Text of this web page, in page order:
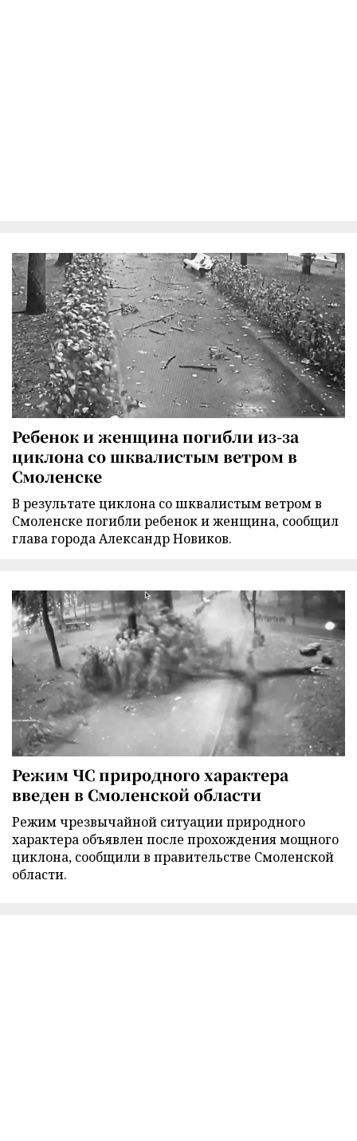
Ребенок и женщина погибли из-за
циклона со шквалистым ветром в
Смоленске
В результате циклона со шквалистым ветром в
Смоленске погибли ребенок и женщина, сообщил
глава города Александр Новиков.
Режим ЧС природного характера
введен в Смоленской области
Режим чрезвычайной ситуации природного
характера объявлен после прохождения мощного
циклона, сообщили в правительстве Смоленской
области.